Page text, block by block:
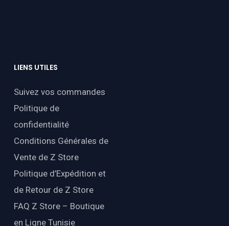
LIENS UTILES
Suivez vos commandes
Politique de
confidentialité
Conditions Générales de
Vente de Z Store
Politique d’Expédition et
de Retour de Z Store
FAQ Z Store – Boutique
en Ligne Tunisie